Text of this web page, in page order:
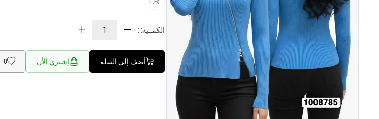
الكمــية: :
أضف إلى السلة إشتري الأن 0